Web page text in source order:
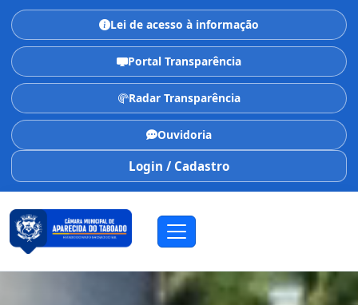
Lei de acesso à informação
Portal Transparência
Radar Transparência
Ouvidoria
Login / Cadastro
CÂMARA MUNICIPAL